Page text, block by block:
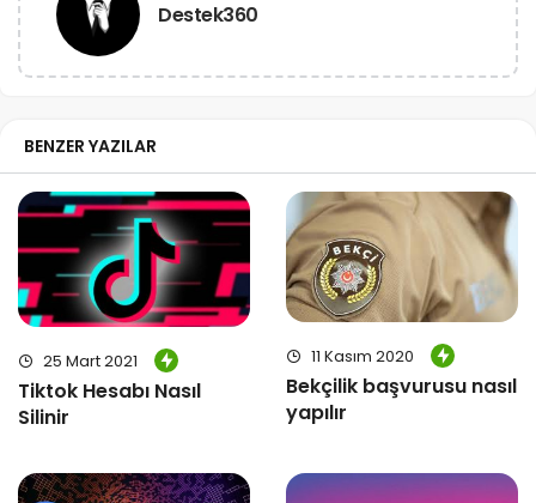
Destek360
BENZER YAZILAR
25 Mart 2021
Tiktok Hesabı Nasıl
Silinir
11 Kasım 2020
Bekçilik başvurusu nasıl
yapılır